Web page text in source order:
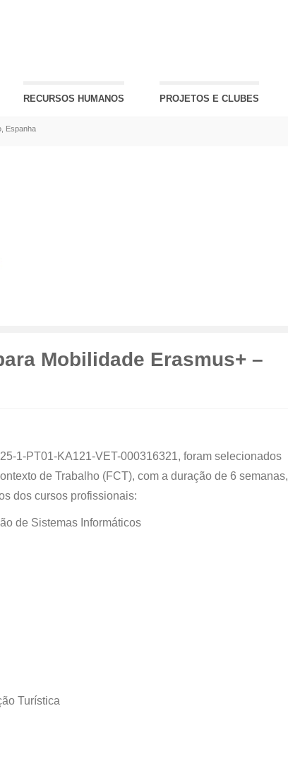
RECURSOS HUMANOS PROJETOS E CLUBES
Espanha
Mobilidade Erasmus+ –
1-PT01-KA121-VET-000316321, foram selecionados
de Trabalho (FCT), com a duração de 6 semanas,
dos cursos profissionais:
de Sistemas Informáticos
Turística